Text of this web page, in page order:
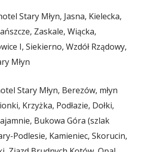
Stary Młyn, Jasna, Kielecka,
Zaskale, Wiącka,
I, Siekierno, Wzdół Rządowy,
Młyn
Stary Młyn, Berezów, młyn
Krzyżka, Podłazie, Dołki,
Bukowa Góra (szlak
Podlesie, Kamieniec, Skorucin,